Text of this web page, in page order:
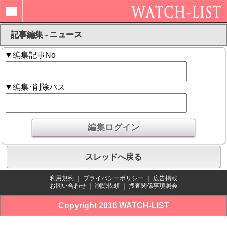
記事編集 - ニュース
▼編集記事No
▼編集･削除パス
スレッドへ戻る
利用規約 プライバシーポリシー
広告掲載
お問い合わせ
削除依頼 捜査関係事項照会
Copyright 2016 WATCH-LIST